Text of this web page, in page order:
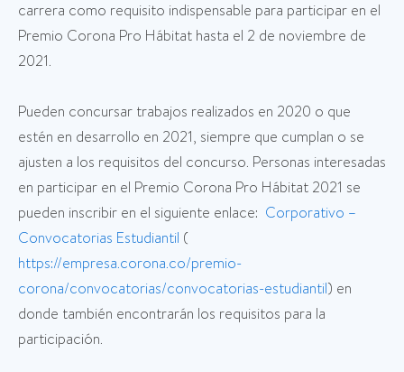
carrera como requisito indispensable para participar en el
Premio Corona Pro Hábitat hasta el 2 de noviembre de
2021.
Pueden concursar trabajos realizados en 2020 o que
estén en desarrollo en 2021, siempre que cumplan o se
ajusten a los requisitos del concurso. Personas interesadas
en participar en el Premio Corona Pro Hábitat 2021 se
pueden inscribir en el siguiente enlace: Corporativo –
Convocatorias Estudiantil (
https://empresa.corona.co/premio-
corona/convocatorias/convocatorias-estudiantil) en
donde también encontrarán los requisitos para la
participación.